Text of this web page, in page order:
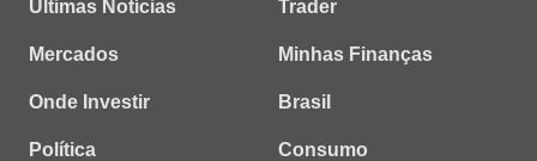
Últimas Notícias
Mercados
Onde Investir
Política
Trader
Minhas Finanças
Brasil
Consumo